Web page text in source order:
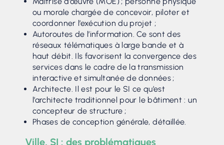
ou morale chargée de concevoir, piloter et
coordonner l’exécution du projet ;
Autoroutes de l’information. Ce sont des
réseaux télématiques à large bande et à
haut débit. Ils favorisent la convergence des
services dans le cadre de la transmission
interactive et simultanée de données ;
Architecte. Il est pour le SI ce qu’est
l’architecte traditionnel pour le bâtiment : un
concepteur de structure ;
Phases de conception générale, détaillée.
Ville, SI : des problématiques